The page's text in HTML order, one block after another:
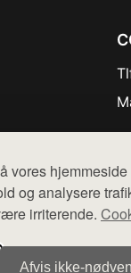
vores
og analysere
irriterende.
Afvis
sælges ikke varer